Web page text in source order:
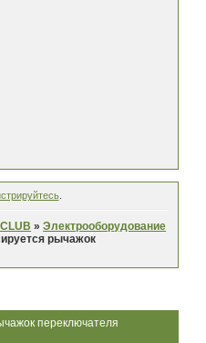
.
»Электрооборудование
рычажок
переключателя